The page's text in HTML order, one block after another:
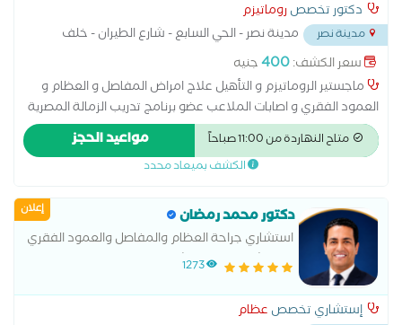
دكتور تخصصروماتيزم
مدينة نصر
مدينة نصر - الحي السابع - شارع الطيران - خلف
مطعم ابو رامي...
سعر الكشف:400جنيه
ماجستير الروماتيزم و التأهيل علاج امراض المفاصل و العظام و
العمود الفقري و اصابات الملاعب عضو برنامج تدريب الزمالة المصرية
للروماتيزم و التأهيل المتخصص الطبي في توصيف الاطراف الصناعية
و الاجهزه التقويمية
متاح النهاردة من 11:00 صباحاً مواعيد الحجز
الكشف بميعاد محدد
إعلان دكتور محمد رمضان
استشاري جراحة العظام والمفاصل والعمود الفقري
بمستشفيات هيئة الشرطة
1273
إستشاري تخصص عظام